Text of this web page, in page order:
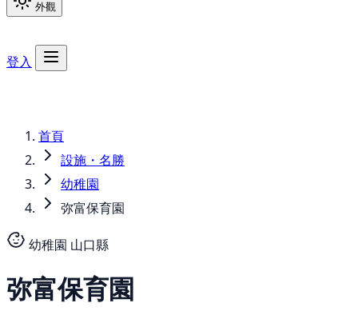
外觀
登入
首頁
設施・名勝
幼稚園
弥富保育園
幼稚園 山口縣
弥富保育園